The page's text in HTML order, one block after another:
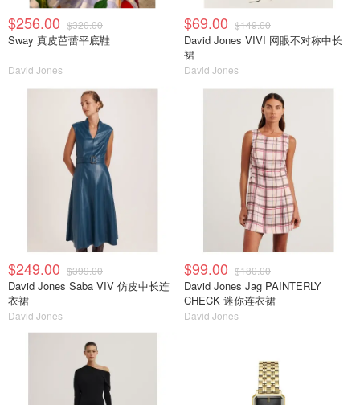
$256.00 $320.00
Sway 真皮芭蕾平底鞋
David Jones
$69.00 $149.00
David Jones VIVI 网眼不对称中长
裙
David Jones
$249.00 $399.00
David Jones Saba VIV 仿皮中长连
衣裙
David Jones
$99.00 $180.00
David Jones Jag PAINTERLY
CHECK 迷你连衣裙
David Jones